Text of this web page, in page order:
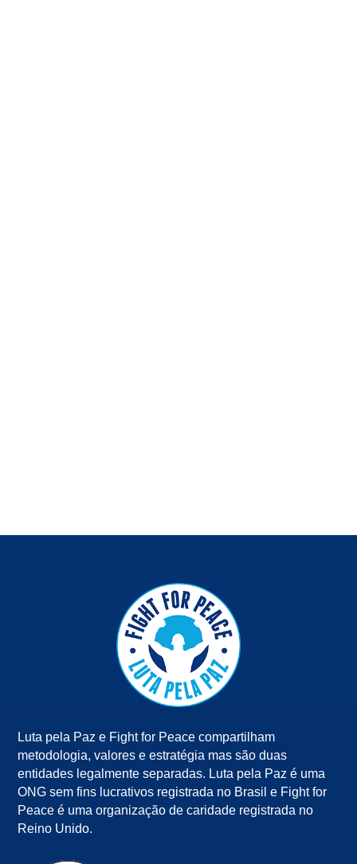
Luta pela Paz e Fight for Peace compartilham
metodologia, valores e estratégia mas são duas
entidades legalmente separadas. Luta pela Paz é uma
ONG sem fins lucrativos registrada no Brasil e Fight for
Peace é uma organização de caridade registrada no
Reino Unido.